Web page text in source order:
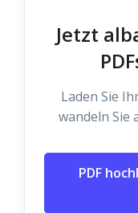
Jetzt
Laden Sie
wandeln Sie
PDF